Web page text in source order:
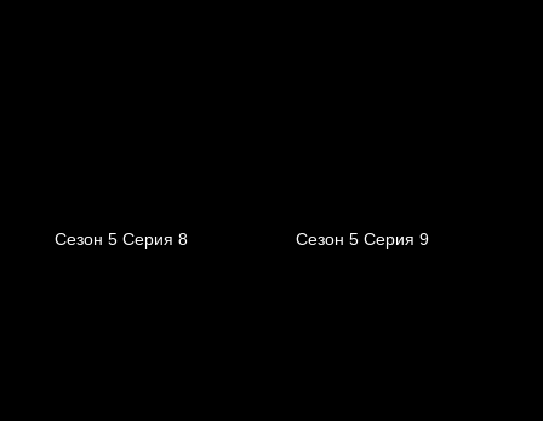
Сезон 5 Серия 8 Сезон 5 Серия 9